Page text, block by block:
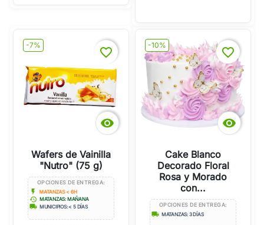
-7%

favorite_border
Wafers de Vainilla
"Nutro" (75 g)
OPCIONES DE ENTREGA:
flash_on MATANZAS < 6H
history MATANZAS: MAÑANA
local_shipping MUNICIPIOS: < 5 DÍAS
-10%

favorite_border
Cake Blanco
Decorado Floral
Rosa y Morado
con...
OPCIONES DE ENTREGA:
local_shipping MATANZAS: 3 DÍAS